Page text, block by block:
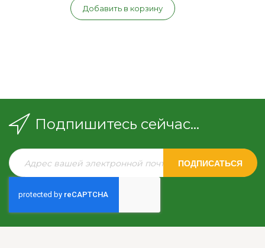
Добавить в корзину
Подпишитесь сейчас...
ПОДПИСАТЬСЯ